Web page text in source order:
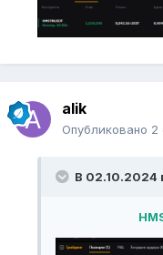
alik
Опубликовано 2
В 02.10.2024